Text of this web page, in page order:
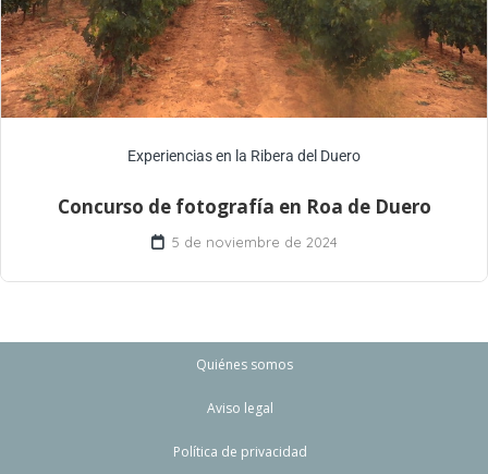
Experiencias en la Ribera del Duero
Concurso de fotografía en Roa de Duero
5 de noviembre de 2024
Quiénes somos
Aviso legal
Política de privacidad